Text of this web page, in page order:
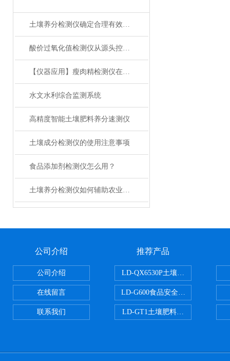
土壤养分检测仪确定合理有效的施肥比例
酸价过氧化值检测仪从源头控制食用油安全隐患
【仪器应用】瘦肉精检测仪在屠宰场的应用
水文水利综合监测系统
高精度智能土壤肥料养分速测仪
土壤成分检测仪的使用注意事项
食品添加剂检测仪怎么用？
土壤养分检测仪如何辅助农业施肥
公司介绍
公司介绍
在线留言
联系我们
推荐产品
LD-QX6530P土壤氧化还原电位检
LD-G600食品安全检测仪
LD-GT1土壤肥料养分检测仪